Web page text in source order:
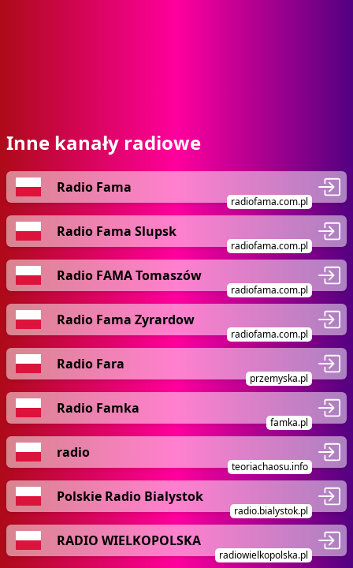
Inne kanały radiowe
Radio Fama
radiofama.com.pl
Radio Fama Slupsk
radiofama.com.pl
Radio FAMA Tomaszów
radiofama.com.pl
Radio Fama Zyrardow
radiofama.com.pl
Radio Fara
przemyska.pl
Radio Famka
famka.pl
radio
teoriachaosu.info
Polskie Radio Bialystok
radio.bialystok.pl
RADIO WIELKOPOLSKA
radiowielkopolska.pl